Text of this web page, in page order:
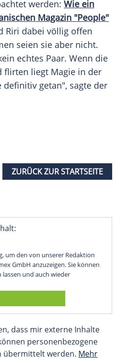
werden: Wie ein
Magazin "People"
Riri dabei völlig offen
seien sie aber nicht.
echtes Paar. Wenn die
flirten liegt Magie in der
definitiv getan", sagte der
ZURÜCK ZUR STARTSEITE
um den von unserer Redaktion
GmbH anzuzeigen. Sie können
lassen und auch wieder
dass mir externe Inhalte
personenbezogene
werden. Mehr